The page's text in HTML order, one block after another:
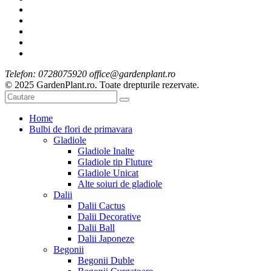
Telefon: 0728075920 office@gardenplant.ro
© 2025 GardenPlant.ro. Toate drepturile rezervate.
Home
Bulbi de flori de primavara
Gladiole
Gladiole Inalte
Gladiole tip Fluture
Gladiole Unicat
Alte soiuri de gladiole
Dalii
Dalii Cactus
Dalii Decorative
Dalii Ball
Dalii Japoneze
Begonii
Begonii Duble